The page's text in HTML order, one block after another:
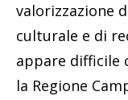
valorizzazione
culturale e di
appare difficile
la Regione